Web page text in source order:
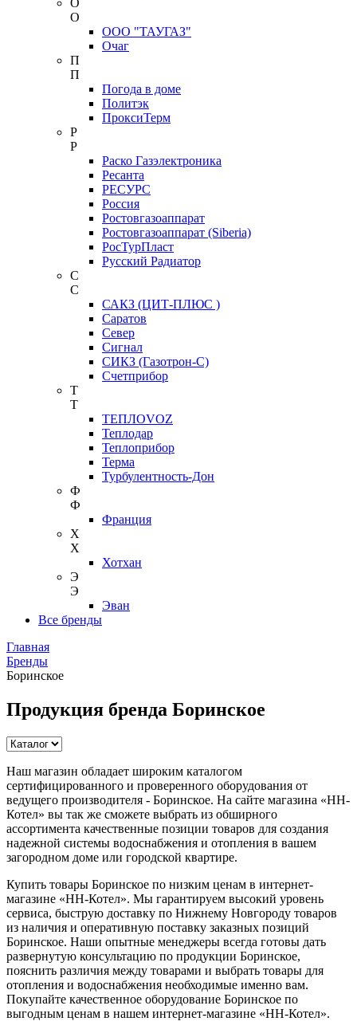
О
О
ООО "ТАУГАЗ"
Очаг
П
П
Погода в доме
Политэк
ПроксиТерм
Р
Р
Раско Газэлектроника
Ресанта
РЕСУРС
Россия
Ростовгазоаппарат
Ростовгазоаппарат (Siberia)
РосТурПласт
Русский Радиатор
С
С
САКЗ (ЦИТ-ПЛЮС )
Саратов
Север
Сигнал
СИКЗ (Газотрон-С)
Счетприбор
Т
Т
ТЕПЛОVOZ
Теплодар
Теплоприбор
Терма
Турбулентность-Дон
Ф
Ф
Франция
Х
Х
Хотхан
Э
Э
Эван
Все бренды
Главная
Бренды
Боринское
Продукция бренда Боринское
Наш магазин обладает широким каталогом
сертифицированного и проверенного оборудования от
ведущего производителя - Боринское. На сайте магазина «НН-
Котел» вы так же сможете выбрать из обширного
ассортимента качественные позиции товаров для создания
надежной системы водоснабжения и отопления в вашем
загородном доме или городской квартире.
Купить товары Боринское по низким ценам в интернет-
магазине «НН-Котел». Мы гарантируем высокий уровень
сервиса, быструю доставку по Нижнему Новгороду товаров
из наличия и оперативную поставку заказных позиций
Боринское. Наши опытные менеджеры всегда готовы дать
развернутую консультацию по продукции Боринское,
пояснить различия между товарами и выбрать товары для
отопления и водоснабжения необходимые именно вам.
Покупайте качественное оборудование Боринское по
выгодным ценам в нашем интернет-магазине «НН-Котел».